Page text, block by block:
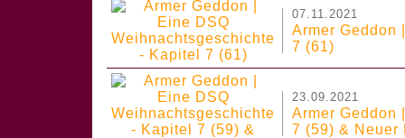
07.11.2021
Armer Geddon
7 (61)
23.09.2021
Armer Geddon
7 (59) & Neuer